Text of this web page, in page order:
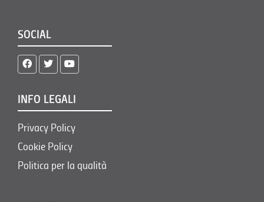
SOCIAL
INFO LEGALI
Privacy Policy
Cookie Policy
Politica per la qualità